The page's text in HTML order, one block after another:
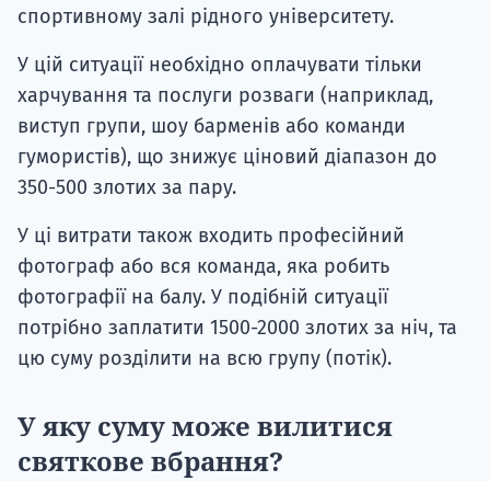
спортивному залі рідного університету.
У цій ситуації необхідно оплачувати тільки
харчування та послуги розваги (наприклад,
виступ групи, шоу барменів або команди
гумористів), що знижує ціновий діапазон до
350-500 злотих за пару.
У ці витрати також входить професійний
фотограф або вся команда, яка робить
фотографії на балу. У подібній ситуації
потрібно заплатити 1500-2000 злотих за ніч, та
цю суму розділити на всю групу (потік).
У яку суму може вилитися
святкове вбрання?